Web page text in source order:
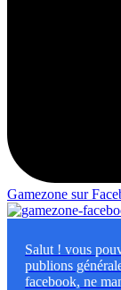
Gamezone sur
Salut ! vous
publions
facebook, ne